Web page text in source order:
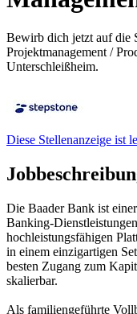
Bewirb dich jetzt auf die
Projektmanagement /
Unterschleißheim.
Diese Stellenanzeige ist
Die Baader Bank ist
Banking-
hochleistungsfähigen
in einem einzigartigen
besten Zugang zum
skalierbar.
Als familiengeführte